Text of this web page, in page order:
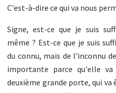
C'est-à-dire ce qui va nous
Signe, est-ce que je suis
même ? Est-ce que je suis
du connu, mais de l'inconnu
importante parce qu'elle
deuxième grande porte, qui